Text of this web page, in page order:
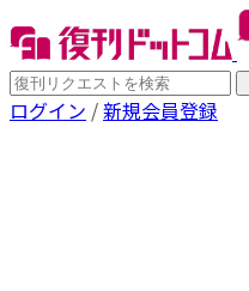
ログイン /新規会員登録